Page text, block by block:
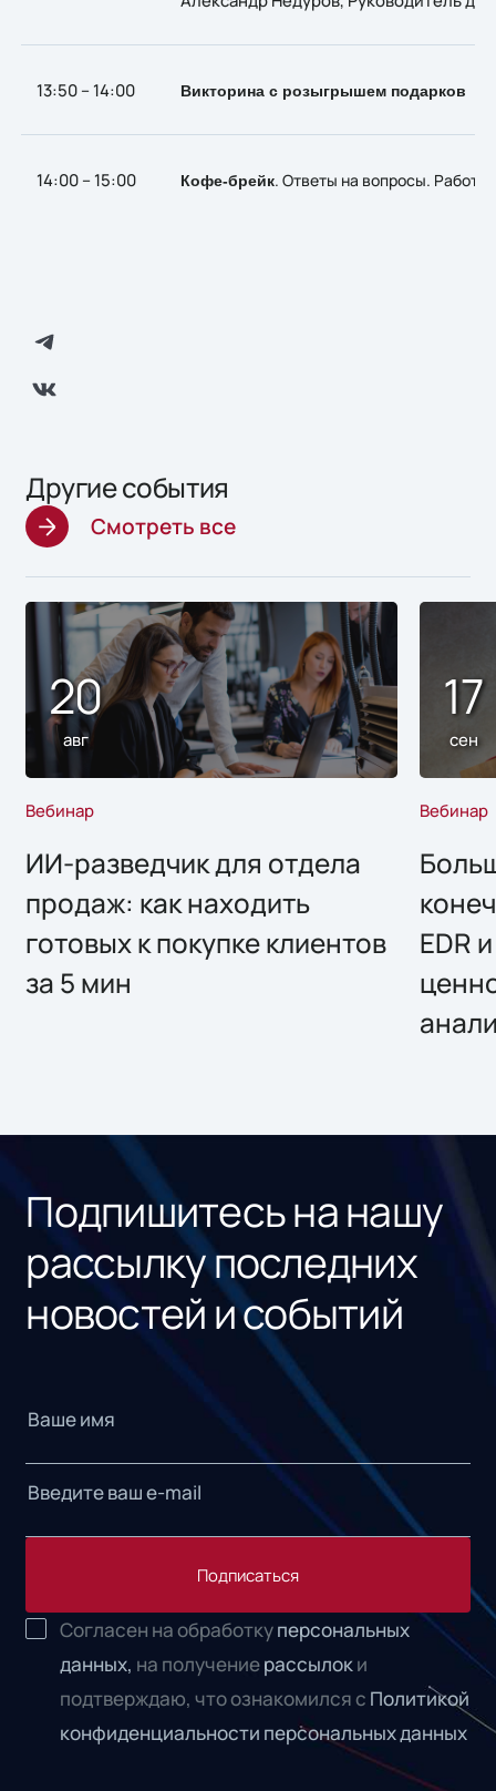
13:50 – 14:00 Викторина с розыгрышем подарков
14:00 – 15:00 Кофе-брейк. Ответы на вопросы. Работа
Другие события
Смотреть все
20
авг
Вебинар
ИИ-разведчик для отдела
продаж: как находить
готовых к покупке клиентов
за 5 мин
17
сен
Вебинар
EDR
Подпишитесь на нашу
рассылку последних
новостей и событий
Подписаться
Согласен на обработкуперсональных
данных, на получениерассылоки
подтверждаю, что ознакомился с Политикой
конфиденциальности персональных данных